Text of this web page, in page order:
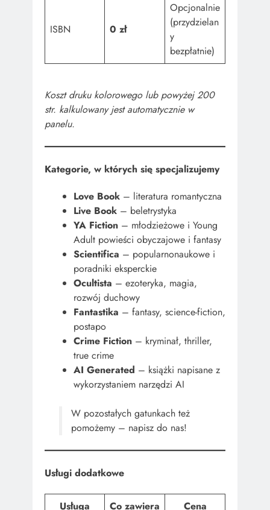
ISBN 0 zł
Opcjonalnie
(przydzielan
y
bezpłatnie)
Koszt druku kolorowego lub powyżej 200
str. kalkulowany jest automatycznie w
panelu.
Kategorie, w których się specjalizujemy
Love Book – literatura romantyczna
Live Book – beletrystyka
YA Fiction – młodzieżowe i Young
Adult powieści obyczajowe i fantasy
Scientifica – popularnonaukowe i
poradniki eksperckie
Ocultista – ezoteryka, magia,
rozwój duchowy
Fantastika – fantasy, science-fiction,
postapo
Crime Fiction – kryminał, thriller,
true crime
AI Generated – książki napisane z
wykorzystaniem narzędzi AI
W pozostałych gatunkach też
pomożemy – napisz do nas!
Usługi dodatkowe
Usługa Co zawiera Cena